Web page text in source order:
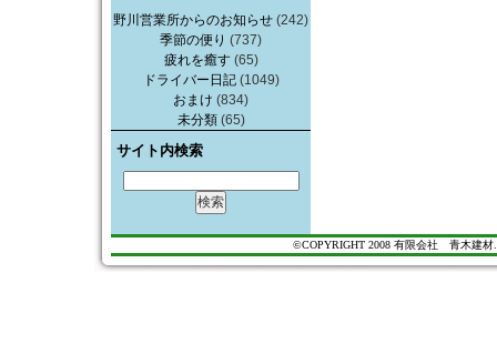
野川営業所からのお知らせ (242)
季節の便り (737)
疲れを癒す(65)
ドライバー日記(1049)
おまけ (834)
未分類(65)
サイト内検索
©COPYRIGHT 2008 有限会社 青木建材.